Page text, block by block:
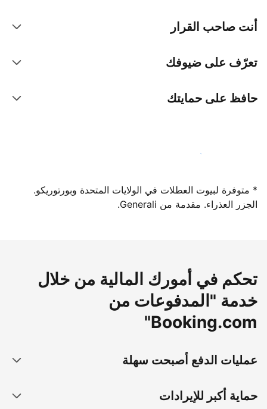
أنت صاحب القرار
تعرّف على ضيوفك
حافظ على حمايتك
سجِّل كمضيف لدينا اليوم
* متوفرة لبيوت العطلات في الولايات المتحدة وبورتوريكو.
الجزر العذراء. مقدمة من Generali.
تحكم في أمورك المالية من خلال
خدمة "المدفوعات من
Booking.com"
عمليات الدفع أصبحت سهلة
حماية أكبر للإيرادات